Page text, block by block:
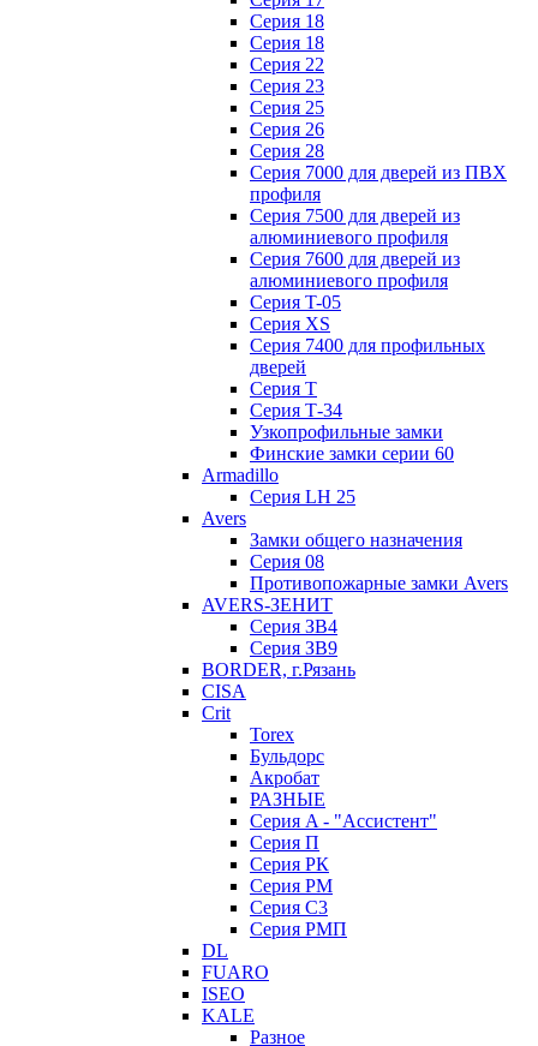
Серия 18
Серия 18
Серия 22
Серия 23
Серия 25
Серия 26
Серия 28
Серия 7000 для дверей из ПВХ
профиля
Серия 7500 для дверей из
алюминиевого профиля
Серия 7600 для дверей из
алюминиевого профиля
Серия T-05
Серия XS
Серия 7400 для профильных
дверей
Серия Т
Серия Т-34
Узкопрофильные замки
Финские замки серии 60
Armadillo
Серия LH 25
Avers
Замки общего назначения
Серия 08
Противопожарные замки Avers
AVERS-ЗЕНИТ
Серия ЗВ4
Серия ЗВ9
BORDER, г.Рязань
CISA
Crit
Torex
Бульдорс
Акробат
РАЗНЫЕ
Серия A - "Ассистент"
Серия П
Серия РК
Серия РМ
Серия С3
Серия РМП
DL
FUARO
ISEO
KALE
Разное